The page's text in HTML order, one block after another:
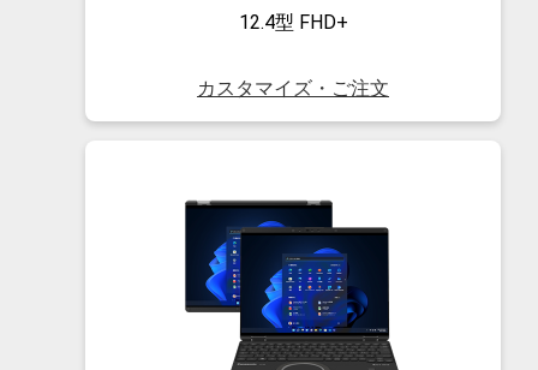
12.4型 FHD+
カスタマイズ・ご注文